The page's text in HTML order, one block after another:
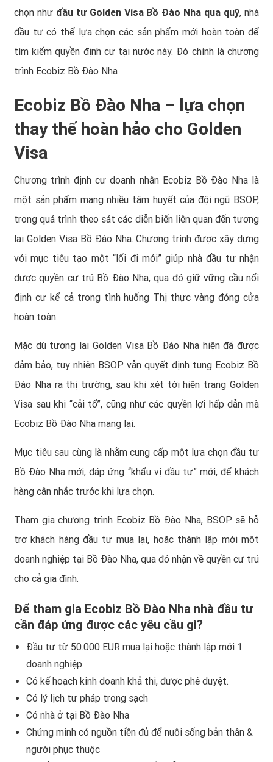
chọn như đầu tư Golden Visa Bồ Đào Nha qua quỹ, nhà
đầu tư có thể lựa chọn các sản phẩm mới hoàn toàn để
tìm kiếm quyền định cư tại nước này. Đó chính là chương
trình Ecobiz Bồ Đào Nha
Ecobiz Bồ Đào Nha – lựa chọn
thay thế hoàn hảo cho Golden
Visa
Chương trình định cư doanh nhân Ecobiz Bồ Đào Nha là
một sản phẩm mang nhiều tâm huyết của đội ngũ BSOP,
trong quá trình theo sát các diễn biến liên quan đến tương
lai Golden Visa Bồ Đào Nha. Chương trình được xây dựng
với mục tiêu tạo một “lối đi mới” giúp nhà đầu tư nhận
được quyền cư trú Bồ Đào Nha, qua đó giữ vững cầu nối
định cư kể cả trong tình huống Thị thực vàng đóng cửa
hoàn toàn.
Mặc dù tương lai Golden Visa Bồ Đào Nha hiện đã được
đảm bảo, tuy nhiên BSOP vẫn quyết định tung Ecobiz Bồ
Đào Nha ra thị trường, sau khi xét tới hiện trạng Golden
Visa sau khi “cải tổ”, cũng như các quyền lợi hấp dẫn mà
Ecobiz Bồ Đào Nha mang lại.
Mục tiêu sau cùng là nhằm cung cấp một lựa chọn đầu tư
Bồ Đào Nha mới, đáp ứng “khẩu vị đầu tư” mới, để khách
hàng cân nhắc trước khi lựa chọn.
Tham gia chương trình Ecobiz Bồ Đào Nha, BSOP sẽ hỗ
trợ khách hàng đầu tư mua lại, hoặc thành lập mới một
doanh nghiệp tại Bồ Đào Nha, qua đó nhận về quyền cư trú
cho cả gia đình.
Để tham gia Ecobiz Bồ Đào Nha nhà đầu tư
cần đáp ứng được các yêu cầu gì?
Đầu tư từ 50.000 EUR mua lại hoặc thành lập mới 1
doanh nghiệp.
Có kế hoạch kinh doanh khả thi, được phê duyệt.
Có lý lịch tư pháp trong sạch
Có nhà ở tại Bồ Đào Nha
Chứng minh có nguồn tiền đủ để nuôi sống bản thân &
người phục thuộc